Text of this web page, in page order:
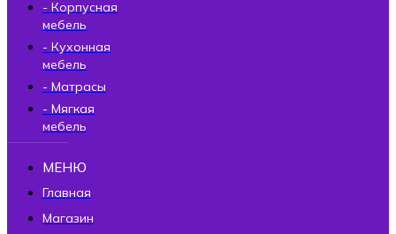
- Корпусная
мебель
- Кухонная
мебель
- Матрасы
- Мягкая
мебель
МЕНЮ
Главная
Магазин